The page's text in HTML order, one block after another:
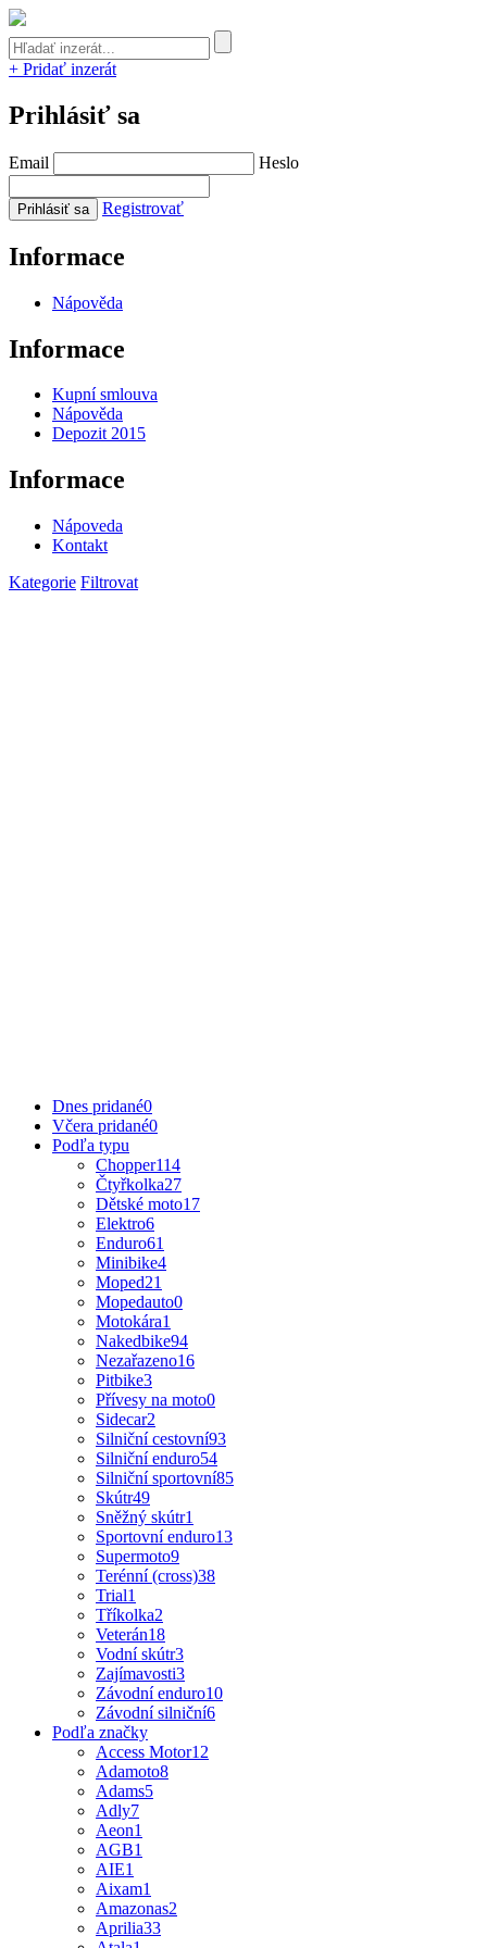
+ Pridať inzerát
Prihlásiť sa
Email Heslo
Registrovať
Informace
Nápověda
Informace
Kupní smlouva
Nápověda
Depozit 2015
Informace
Nápoveda
Kontakt
Kategorie Filtrovat
Dnes pridané0
Včera pridané0
Podľa typu
Chopper114
Čtyřkolka27
Dětské moto17
Elektro6
Enduro61
Minibike4
Moped21
Mopedauto0
Motokára1
Nakedbike94
Nezařazeno16
Pitbike3
Přívesy na moto0
Sidecar2
Silniční cestovní93
Silniční enduro54
Silniční sportovní85
Skútr49
Sněžný skútr1
Sportovní enduro13
Supermoto9
Terénní (cross)38
Trial1
Tříkolka2
Veterán18
Vodní skútr3
Zajímavosti3
Závodní enduro10
Závodní silniční6
Podľa značky
Access Motor12
Adamoto8
Adams5
Adly7
Aeon1
AGB1
AIE1
Aixam1
Amazonas2
Aprilia33